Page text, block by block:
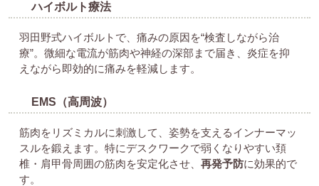
ハイボルト療法
羽田野式ハイボルトで、痛みの原因を“検査しながら治
療”。微細な電流が筋肉や神経の深部まで届き、炎症を抑
えながら即効的に痛みを軽減します。
EMS（高周波）
筋肉をリズミカルに刺激して、姿勢を支えるインナーマッ
スルを鍛えます。特にデスクワークで弱くなりやすい頚
椎・肩甲骨周囲の筋肉を安定化させ、 再発予防に効果的で
す。